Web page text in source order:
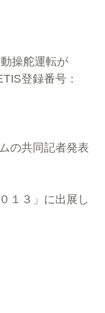
操舵運転が
登録番号：
の共同記者発表
１３」に出展し